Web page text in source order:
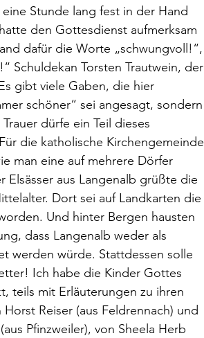
Stunde lang fest in der Hand
den Gottesdienst aufmerksam
dafür die Worte „schwungvoll!“,
Schuldekan Torsten Trautwein, der
gibt viele Gaben, die hier
schöner“ sei angesagt, sondern
dürfe ein Teil dieses
die katholische Kirchengemeinde
man eine auf mehrere Dörfer
aus Langenalb grüßte die
Dort sei auf Landkarten die
Und hinter Bergen hausten
dass Langenalb weder als
werden würde. Stattdessen solle
Ich habe die Kinder Gottes
teils mit Erläuterungen zu ihren
Reiser (aus Feldrennach) und
Pfinzweiler), von Sheela Herb